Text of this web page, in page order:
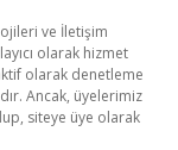
ve İletişim
olarak hizmet
olarak denetleme
Ancak, üyelerimiz
siteye üye olarak